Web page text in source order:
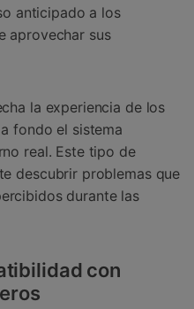
anticipado a los
aprovechar sus
la experiencia de los
fondo el sistema
real. Este tipo de
descubrir problemas que
durante las
con